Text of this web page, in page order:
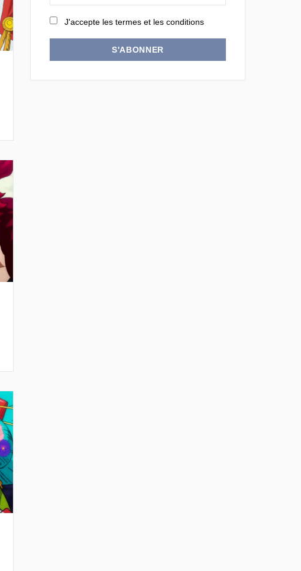
J'accepte les termes et les conditions
S'ABONNER